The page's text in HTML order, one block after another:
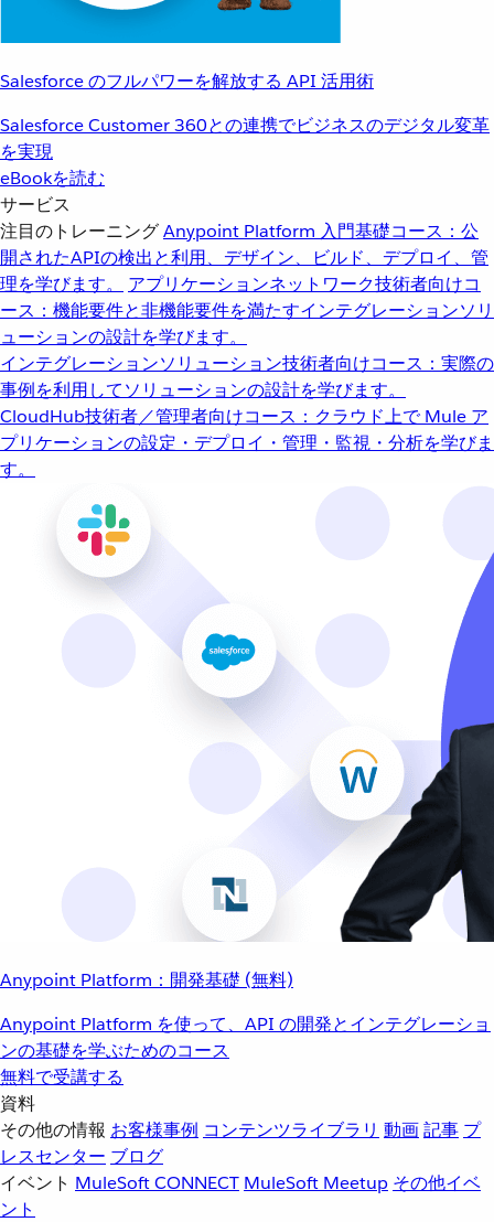
Salesforce のフルパワーを解放する API 活用術
Salesforce Customer 360との連携でビジネスのデジタル変革
を実現
eBookを読む
サービス
注目のトレーニングAnypoint Platform 入門基礎コース：公
開されたAPIの検出と利用、デザイン、ビルド、デプロイ、管
理を学びます。
アプリケーションネットワーク技術者向けコ
ース：機能要件と非機能要件を満たすインテグレーションソリ
ューションの設計を学びます。
インテグレーションソリューション技術者向けコース：実際の
事例を利用してソリューションの設計を学びます。
CloudHub技術者／管理者向けコース：クラウド上で Mule ア
プリケーションの設定・デプロイ・管理・監視・分析を学びま
す。
Anypoint Platform：開発基礎 (無料)
Anypoint Platform を使って、API の開発とインテグレーショ
ンの基礎を学ぶためのコース
無料で受講する
資料
その他の情報 お客様事例 コンテンツライブラリ 動画記事 プ
レスセンター ブログ
イベント MuleSoft CONNECT MuleSoft Meetup その他イベ
ント